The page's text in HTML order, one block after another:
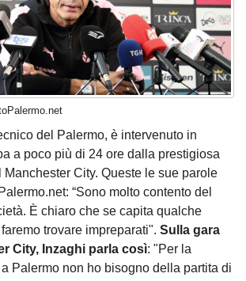
del Palermo, è intervenuto in
a poco più di 24 ore dalla prestigiosa
City. Queste le sue parole
“Sono molto contento del
È chiaro che se capita qualche
trovare impreparati". Sulla gara
City, Inzaghi parla così: "Per la
a Palermo non ho bisogno della partita di